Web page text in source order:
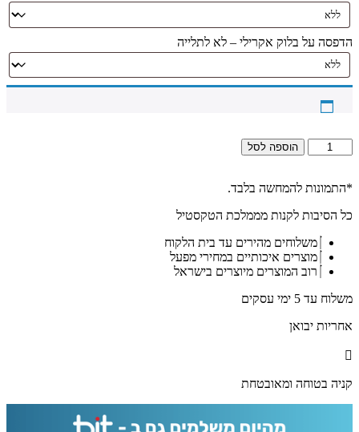
הדפסה על בלוק אקרילי – לא לתלייה
כמות
של
ציור
מודרני
עובדיה
קנבס
זכוכית
הוספה לסל
*התמונות להמחשה בלבד.
כל הסיבות לקנות מממלכת הטקסטיל
משלוחים מהירים עד בית הלקוח
מוצרים איכותיים במחירי מפעל
רוב המוצרים מיוצרים בישראל
משלוח עד 5 ימי עסקים
אחריות יבואן
קניה בטוחה ומאובטחת